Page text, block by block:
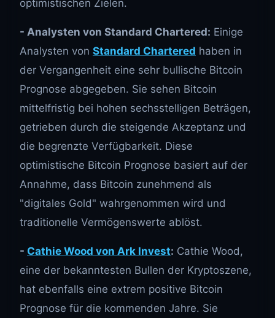
optimistischen Zielen.
- Analysten von Standard Chartered: Einige
Analysten von Standard Chartered haben in
der Vergangenheit eine sehr bullische Bitcoin
Prognose abgegeben. Sie sehen Bitcoin
mittelfristig bei hohen sechsstelligen Beträgen,
getrieben durch die steigende Akzeptanz und
die begrenzte Verfügbarkeit. Diese
optimistische Bitcoin Prognose basiert auf der
Annahme, dass Bitcoin zunehmend als
"digitales Gold" wahrgenommen wird und
traditionelle Vermögenswerte ablöst.
- Cathie Wood von Ark Invest: Cathie Wood,
eine der bekanntesten Bullen der Kryptoszene,
hat ebenfalls eine extrem positive Bitcoin
Prognose für die kommenden Jahre. Sie